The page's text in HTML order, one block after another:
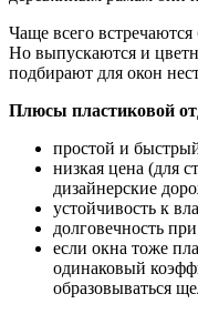
Чаще всего
Но выпускаются и
подбирают для окон
Плюсы пластиковой
простой и
низкая цена (для
дизайнерские
устойчивость к
долговечность
если окна тоже
одинаковый
образовываться